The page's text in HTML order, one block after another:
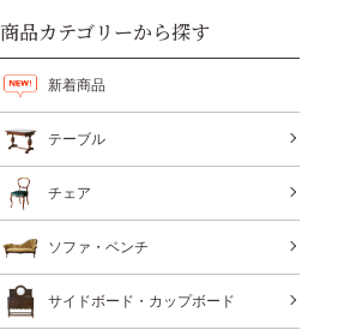
商品カテゴリーから探す
新着商品
テーブル
チェア
ソファ・ベンチ
サイドボード・カップボード